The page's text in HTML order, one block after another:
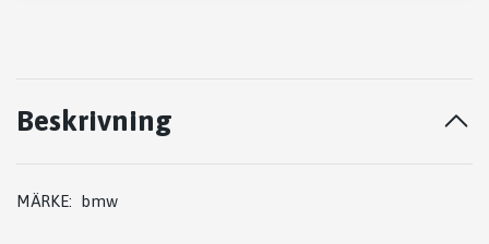
Beskrivning
MÄRKE: bmw